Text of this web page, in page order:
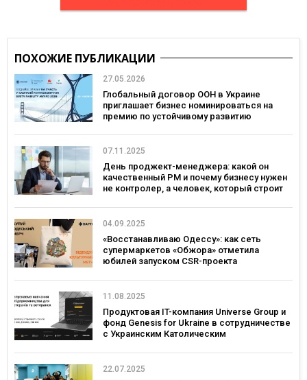
ПОХОЖИЕ ПУБЛИКАЦИИ
27.05.2026
Глобальный договор ООН в Украине
приглашает бизнес номинироваться на
премию по устойчивому развитию
07.11.2025
День проджект-менеджера: какой он
качественный PM и почему бизнесу нужен
не контролер, а человек, который строит
04.09.2025
«Восстанавливаю Одессу»: как сеть
супермаркетов «Обжора» отметила
юбилей запуском CSR-проекта
11.08.2025
Продуктовая IT-компания Universe Group и
фонд Genesis for Ukraine в сотрудничестве
с Украинским Католическим
программу и обучение
предпринимательству для ветеранов и
22.07.2025